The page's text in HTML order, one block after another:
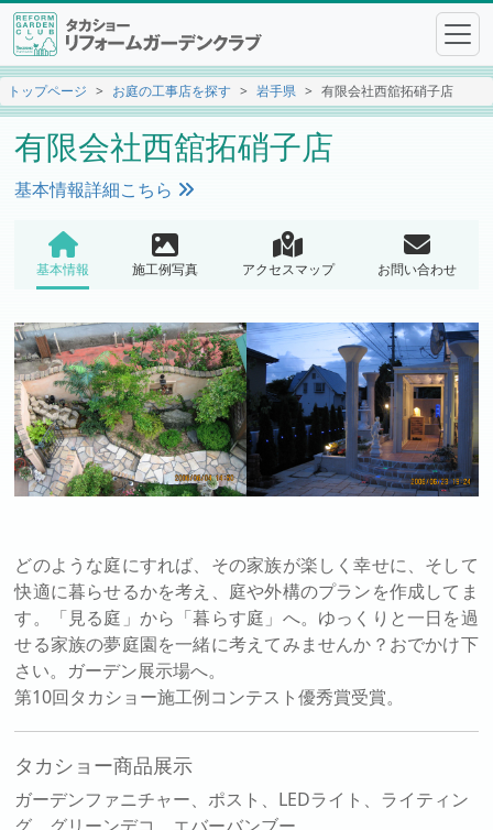
トップページ お庭の工事店を探す 岩手県 有限会社西舘拓硝子店
有限会社西舘拓硝子店
基本情報詳細こちら
基本情報 施工例写真 アクセスマップ お問い合わせ
どのような庭にすれば、その家族が楽しく幸せに、そして
快適に暮らせるかを考え、庭や外構のプランを作成してま
す。「見る庭」から「暮らす庭」へ。ゆっくりと一日を過
せる家族の夢庭園を一緒に考えてみませんか？おでかけ下
さい。ガーデン展示場へ。
第10回タカショー施工例コンテスト優秀賞受賞。
タカショー商品展示
ガーデンファニチャー、ポスト、LEDライト、ライティン